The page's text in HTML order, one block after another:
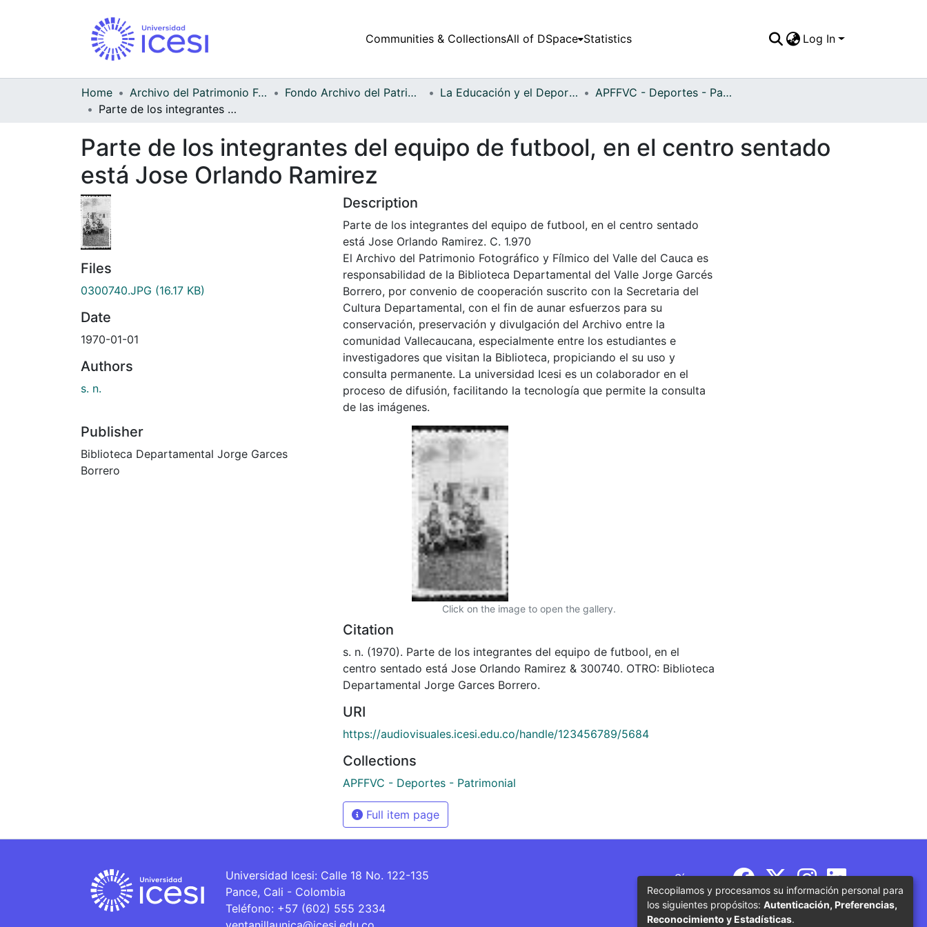
Communities & CollectionsAll of DSpace Statistics Log In
Home Archivo del Patrimonio Fotográfico y Fílmico del Valle del Cauca Fondo Archivo del Patrimonio Fotográfico y Fílmico del Valle del Cauca La Educación y el Deporte
APFFVC - Deportes - Patrimonial
Parte de los integrantes del equipo de futbool, en el centro sentado está Jose Orlando Ramirez
Parte de los integrantes del equipo de futbool, en el centro sentado
está Jose Orlando Ramirez
Files
0300740.JPG (16.17 KB)
Date
1970-01-01
Authors
s. n.
Publisher
Biblioteca Departamental Jorge Garces
Borrero
Description
Parte de los integrantes del equipo de futbool, en el centro sentado
está Jose Orlando Ramirez. C. 1.970
El Archivo del Patrimonio Fotográfico y Fílmico del Valle del Cauca es
responsabilidad de la Biblioteca Departamental del Valle Jorge Garcés
Borrero, por convenio de cooperación suscrito con la Secretaria del
Cultura Departamental, con el fin de aunar esfuerzos para su
conservación, preservación y divulgación del Archivo entre la
comunidad Vallecaucana, especialmente entre los estudiantes e
investigadores que visitan la Biblioteca, propiciando el su uso y
consulta permanente. La universidad Icesi es un colaborador en el
proceso de difusión, facilitando la tecnología que permite la consulta
de las imágenes.
Click on the image to open the gallery.
Citation
s. n. (1970). Parte de los integrantes del equipo de futbool, en el
centro sentado está Jose Orlando Ramirez & 300740. OTRO: Biblioteca
Departamental Jorge Garces Borrero.
URI
https://audiovisuales.icesi.edu.co/handle/123456789/5684
Collections
APFFVC - Deportes - Patrimonial
Full item page
Universidad Icesi: Calle 18 No. 122-135
Pance, Cali - Colombia
Teléfono: +57 (602) 555 2334
Síguenos
Recopilamos y procesamos su información personal para
los siguientes propósitos: Autenticación, Preferencias,
Reconocimiento y Estadísticas.